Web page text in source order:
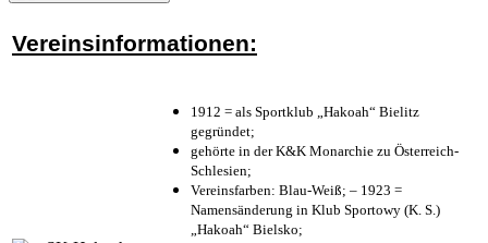
Vereinsinformationen:
1912 = als Sportklub „Hakoah“ Bielitz
gegründet;
gehörte in der K&K Monarchie zu Österreich-
Schlesien;
Vereinsfarben: Blau-Weiß; – 1923 =
Namensänderung in Klub Sportowy (K. S.)
„Hakoah“ Bielsko;